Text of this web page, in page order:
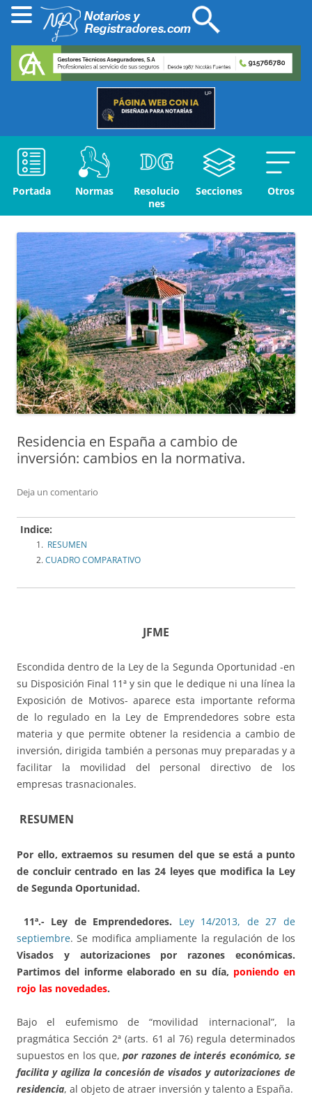
Portada Normas
Resolucio
nes
Secciones Otros
Residencia en España a cambio de
inversión: cambios en la normativa.
Deja un comentario
Indice:
RESUMEN
CUADRO COMPARATIVO
JFME
Escondida dentro de la Ley de la Segunda Oportunidad -en
su Disposición Final 11ª y sin que le dedique ni una línea la
Exposición de Motivos- aparece esta importante reforma
de lo regulado en la Ley de Emprendedores sobre esta
materia y que permite obtener la residencia a cambio de
inversión, dirigida también a personas muy preparadas y a
facilitar la movilidad del personal directivo de los
empresas trasnacionales.
RESUMEN
Por ello, extraemos su resumen del que se está a punto
de concluir centrado en las 24 leyes que modifica la Ley
de Segunda Oportunidad.
11ª.- Ley de Emprendedores. Ley 14/2013, de 27 de
septiembre. Se modifica ampliamente la regulación de los
Visados y autorizaciones por razones económicas.
Partimos del informe elaborado en su día, poniendo en
rojo las novedades.
Bajo el eufemismo de “movilidad internacional”, la
pragmática Sección 2ª (arts. 61 al 76) regula determinados
supuestos en los que,por razones de interés económico, se
facilita y agiliza la concesión de visados y autorizaciones de
residencia, al objeto de atraer inversión y talento a España.